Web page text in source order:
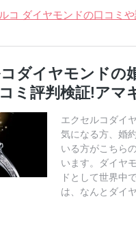
コ ダイヤモンドの口コミ